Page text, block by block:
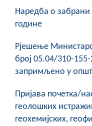
Заштита од
COVID 19
Пољопривреда
Наредба о забрани
године
Рјешење
број 05.04/310-
запримљено у
Пријава почетка/
геолошких
геохемијских,